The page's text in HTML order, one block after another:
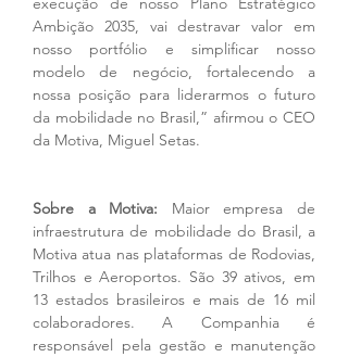
Ambição 2035, vai destravar valor em
nosso portfólio e simplificar nosso
modelo de negócio, fortalecendo a
nossa posição para liderarmos o futuro
da mobilidade no Brasil,” afirmou o CEO
da Motiva, Miguel Setas.
Sobre a Motiva: Maior empresa de
infraestrutura de mobilidade do Brasil, a
Motiva atua nas plataformas de Rodovias,
Trilhos e Aeroportos. São 39 ativos, em
13 estados brasileiros e mais de 16 mil
colaboradores. A Companhia é
responsável pela gestão e manutenção